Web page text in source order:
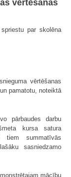
vērtēšanas
par skolēna
vērtēšanas
pamatotu, noteiktā
pārbaudes darbu
kursa satura
tiem summatīvās
sasniedzamo
mācību